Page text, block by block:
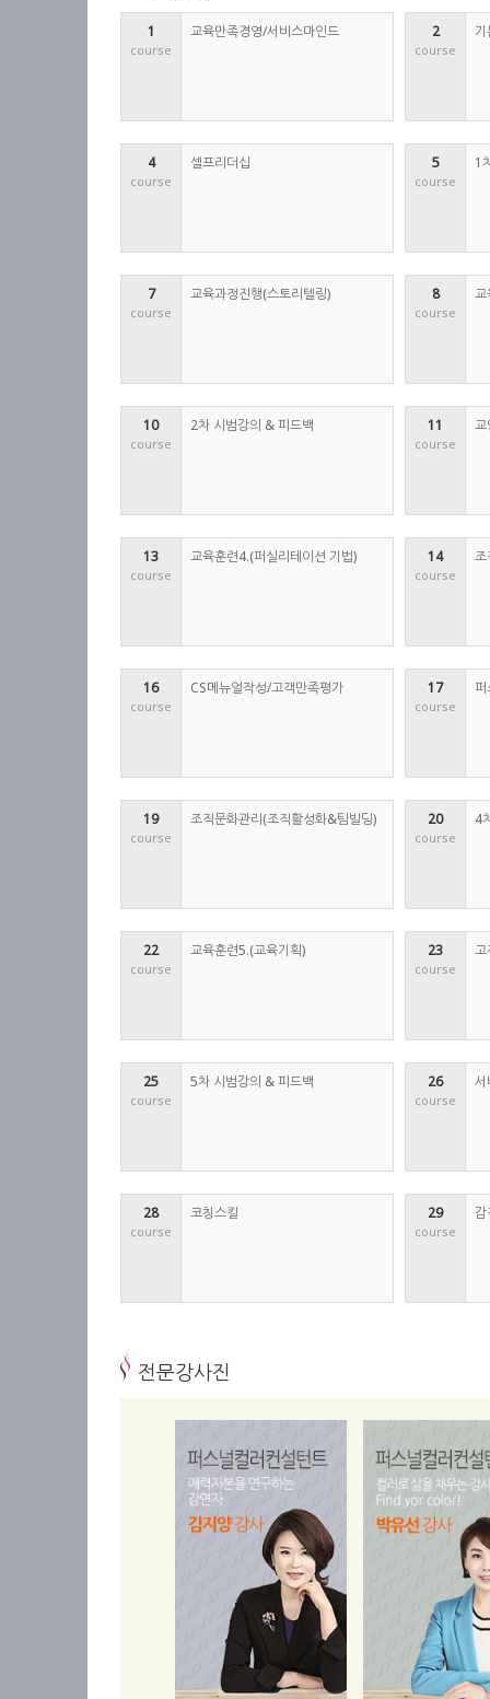
1
course
교육만족경영/서비스마인드 2
course
4
course
셀프리더십 5
course
1
7
course
교육과정진행(스토리텔링) 8
course
교
10
course
2차 시범강의 & 피드백 11
course
교
13
course
교육훈련4.(퍼실리테이션 기법) 14
course
조
16
course
CS메뉴얼작성/고객만족평가 17
course
퍼
19
course
조직문화관리(조직활성화&팀빌딩) 20
course
4
22
course
교육훈련5.(교육기획) 23
course
고
25
course
5차 시범강의 & 피드백 26
course
서
28
course
코칭스킬 29
course
감
전문강사진